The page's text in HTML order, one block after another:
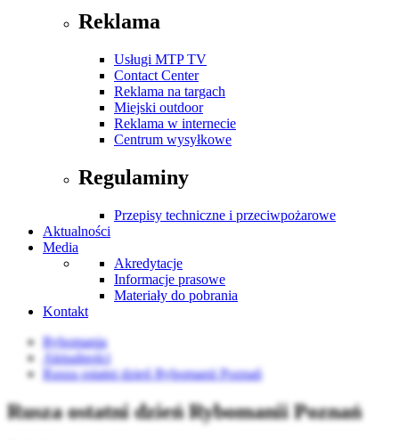
Reklama
Usługi MTP TV
Contact Center
Reklama na targach
Miejski outdoor
Reklama w internecie
Centrum wysyłkowe
Regulaminy
Przepisy techniczne i przeciwpożarowe
Aktualności
Media
Akredytacje
Informacje prasowe
Materiały do pobrania
Kontakt
Rybomania
Aktualności
Rusza ostatni dzień Rybomanii Poznań
Rusza ostatni dzień Rybomanii Poznań